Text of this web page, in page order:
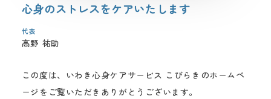
心身のストレスをケアいたします
代表
高野 祐助
この度は、いわき心身ケアサービス こびらきのホームペ
ージをご覧いただきありがとうございます。